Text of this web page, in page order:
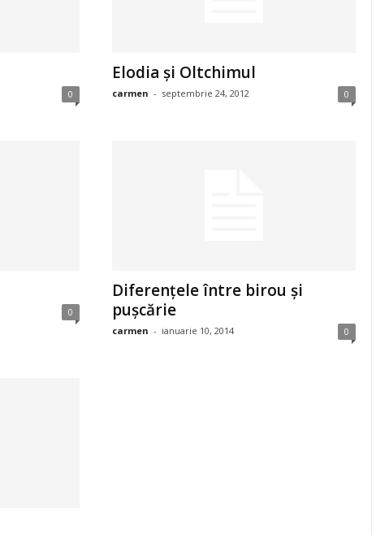
0
Elodia şi Oltchimul
carmen - septembrie 24, 2012 0
0
Diferenţele între birou şi
puşcărie
carmen - ianuarie 10, 2014 0